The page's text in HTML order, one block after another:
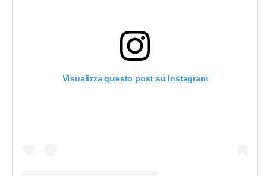
Visualizza questo post su Instagram